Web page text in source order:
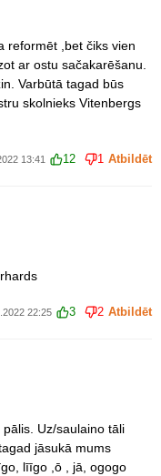
reformēt ,bet čiks vien
ar ostu sačakarēšanu.
Varbūtā tagad būs
skolnieks Vitenbergs
13:41 12 1 Atbildēt
22:25 3 2 Atbildēt
Uz/saulaino tāli
jāsukā mums
līīgo ,ō , jā, ogogo